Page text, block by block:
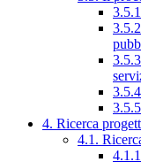
4. Ricerca
4.1.